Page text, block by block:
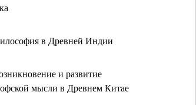
в Древней Индии
и развитие
мысли в Древнем Китае